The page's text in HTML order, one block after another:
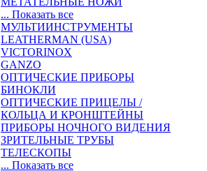
... Показать все
МУЛЬТИИНСТРУМЕНТЫ
LEATHERMAN (USA)
VICTORINOX
GANZO
ОПТИЧЕСКИЕ ПРИБОРЫ
БИНОКЛИ
ОПТИЧЕСКИЕ ПРИЦЕЛЫ /
КОЛЬЦА И КРОНШТЕЙНЫ
ПРИБОРЫ НОЧНОГО ВИДЕНИЯ
ЗРИТЕЛЬНЫЕ ТРУБЫ
ТЕЛЕСКОПЫ
... Показать все